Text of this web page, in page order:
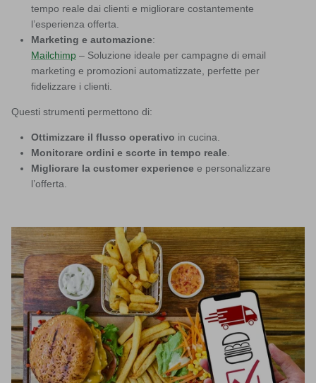
tempo reale dai clienti e migliorare costantemente
l’esperienza offerta.
Marketing e automazione:
Mailchimp – Soluzione ideale per campagne di email
marketing e promozioni automatizzate, perfette per
fidelizzare i clienti.
Questi strumenti permettono di:
Ottimizzare il flusso operativo in cucina.
Monitorare ordini e scorte in tempo reale
Migliorare la customer experience e personalizzare
l’offerta.